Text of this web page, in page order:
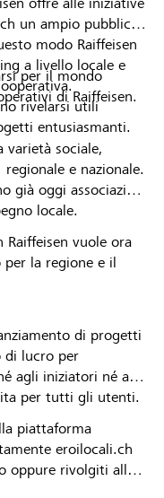
un ampio pubblico
modo Raiffeisen
a livello locale e
rivelarsi utili
entusiasmanti.
per il mondo
di Raiffeisen.
varietà sociale,
e nazionale.
già oggi associazioni
locale.
vuole ora
la regione e il
di progetti
di lucro per
agli iniziatori né ai
per tutti gli utenti.
piattaforma
eroilocali.ch
oppure rivolgiti alla